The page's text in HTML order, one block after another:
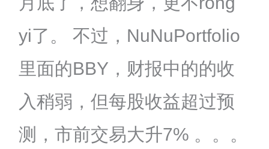
yi了。 不过，NuNuPortfolio
里面的BBY，财报中的的收
入稍弱，但每股收益超过预
测，市前交易大升7% 。。。